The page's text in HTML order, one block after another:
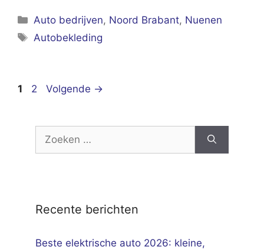
Categorieën
Auto bedrijven, Noord Brabant, Nuenen
Tags
Autobekleding
Pagina
1 Pagina
2 Volgende →
naar:
Recente berichten
Beste elektrische auto 2026: kleine,